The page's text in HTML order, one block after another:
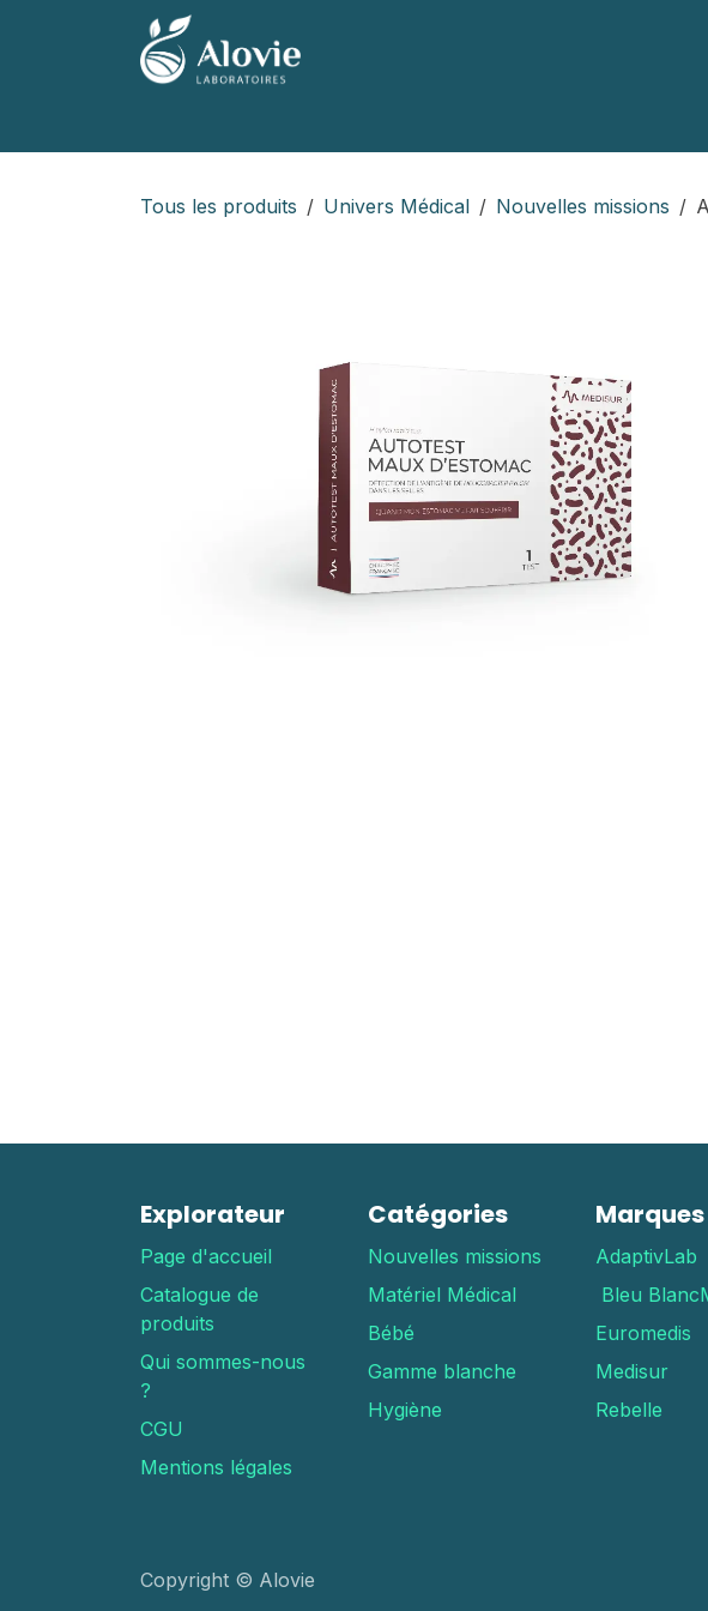
Se rendre au contenu
Tous les produits Univers Médical Nouvelles missions
Explorateur
Page d'accueil
Catalogue de
produits
Qui sommes-nous
?
CGU
Mentions légales
Catégories
Nouvelles missions
Matériel Médical
Bébé
Gamme blanche
Hygiène
Marques
AdaptivLab
Bleu Blanc
Euromedis
Medisur
Rebelle
Copyright © Alovie